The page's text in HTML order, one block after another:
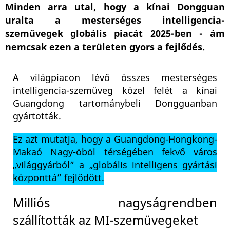
Minden arra utal, hogy a kínai Dongguan
uralta a mesterséges intelligencia-
szemüvegek globális piacát 2025-ben - ám
nemcsak ezen a területen gyors a fejlődés.
A világpiacon lévő összes mesterséges
intelligencia-szemüveg közel felét a kínai
Guangdong tartománybeli Dongguanban
gyártották.
Ez azt mutatja, hogy a Guangdong-Hongkong-
Makaó Nagy-öböl térségében fekvő város
„világgyárból” a „globális intelligens gyártási
központtá” fejlődött.
Milliós nagyságrendben
szállították az MI-szemüvegeket